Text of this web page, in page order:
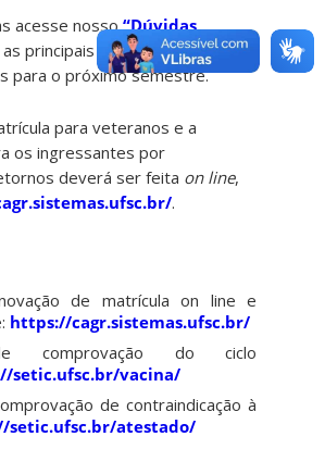
acesse nosso“Dúvidas
principais dúvidas e respostas
para o próximo semestre.
para veteranos e a
os ingressantes por
deverá ser feita on line,
.
de matrícula on line e
https://cagr.sistemas.ufsc.br/
comprovação do ciclo
setic.ufsc.br/vacina/
de contraindicação à
setic.ufsc.br/atestado/